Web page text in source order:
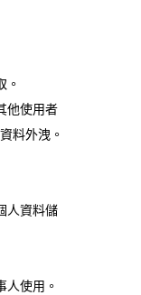
。
他使用者
料外洩。
人資料儲
使用。